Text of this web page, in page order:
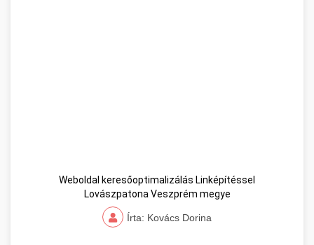
Weboldal keresőoptimalizálás Linképítéssel
Lovászpatona Veszprém megye
Írta: Kovács Dorina